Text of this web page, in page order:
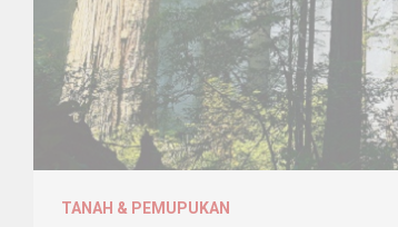
TANAH & PEMUPUKAN